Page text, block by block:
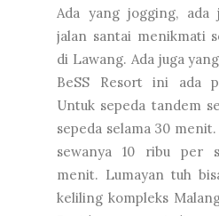
Ada yang jogging, ada
jalan santai menikmati
di Lawang. Ada juga
BeSS Resort ini ada
Untuk sepeda tandem
sepeda selama 30
sewanya 10 ribu per
menit. Lumayan tuh
keliling kompleks